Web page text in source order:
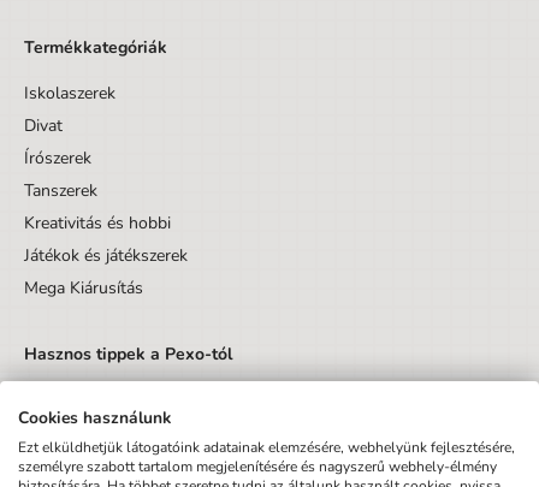
Termékkategóriák
Iskolaszerek
Divat
Írószerek
Tanszerek
Kreativitás és hobbi
Játékok és játékszerek
Mega Kiárusítás
Hasznos tippek a Pexo-tól
Cookies használunk
Ezt elküldhetjük látogatóink adatainak elemzésére, webhelyünk fejlesztésére,
személyre szabott tartalom megjelenítésére és nagyszerű webhely-élmény